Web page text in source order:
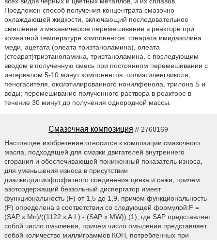
Предложен способ получения концентрата смазочно-
охлаждающей жидкости, включающий последовательное
смешение и механическое перемешивание в реакторе при
комнатной температуре компонентов: стеарата имидазолина
меди, ацетата (олеата триэтаноламина), олеата
(стеарат)триэтаноламина, триэтаноламина, с последующим
вводом в полученную смесь при постоянном перемешивании с
интервалом 5-10 минут компонентов: полиэтиленгликоля,
пеногасителя, оксиэтилированного нонилфенола, трилона Б и
воды; перемешивание полученного раствора в реакторе в
течение 30 минут до получения однородной массы.
Смазочная композиция // 2768169
Настоящее изобретение относится к композиции смазочного
масла, подходящей для смазки двигателей внутреннего
сгорания и обеспечивающей пониженный показатель износа,
для уменьшения износа в присутствии
диалкилдитиофосфатного соединения цинка и сажи, причем
азотсодержащий беззольный диспергатор имеет
функциональность (F) от 1,5 до 1,9, причем функциональность
(F) определена в соответствии со следующей формулой:F =
(SAP x Mn)/((1122 x A.I.) - (SAP x MW)) (1), где SAP представляет
собой число омыления, причем число омыления представляет
собой количество миллиграммов КОН, потребленных при